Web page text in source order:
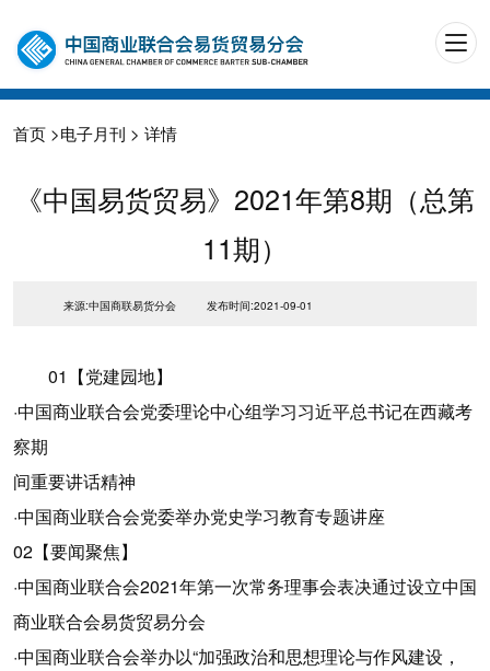
首页 >电子月刊 > 详情
《中国易货贸易》2021年第8期（总第
11期）
来源:中国商联易货分会 发布时间:2021-09-01
01【党建园地】
·中国商业联合会党委理论中心组学习习近平总书记在西藏考
察期
间重要讲话精神
·中国商业联合会党委举办党史学习教育专题讲座
02【要闻聚焦】
·中国商业联合会2021年第一次常务理事会表决通过设立中国
商业联合会易货贸易分会
·中国商业联合会举办以“加强政治和思想理论与作风建设，